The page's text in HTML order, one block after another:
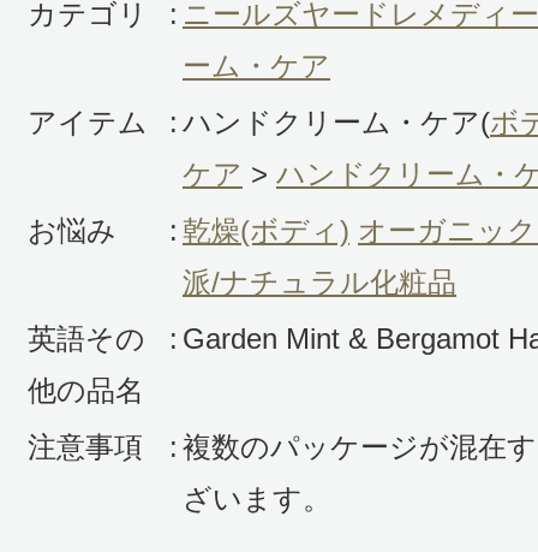
感じた効能：オーガニックコスメ・
ーム
ん。
ニールズヤードのハンドクリームは
ク原料を使用しているので
安心して使用できます。
カテゴリ
: ニールズヤードレメディ
ーム・ケア
アイテム
: ハンドクリーム・ケア(ボ
ケア > ハンドクリーム・
お悩み
: 乾燥(ボディ) オーガニッ
派/ナチュラル化粧品
英語その
他の品名
: Garden Mint & Bergamot
注意事項 : 複数のパッケージが混在
ざいます。